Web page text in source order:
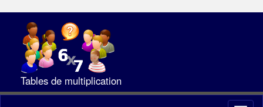
Tables de multiplication